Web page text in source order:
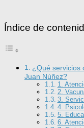
Índice de
¿Qué servicios
Juan Núñez?
1.
2.
3.
4.
5.
6.